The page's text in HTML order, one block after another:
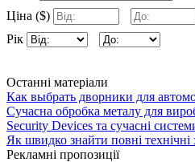
Ціна ($)
Рік
Останні матеріали
Как выбрать дворники для
Сучасна обробка металу для
Security Devices та сучасні
Як швидко знайти повні
Рекламні пропозиції